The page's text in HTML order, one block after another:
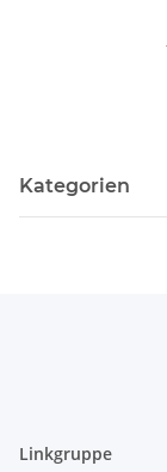
Kategorien
Linkgruppe